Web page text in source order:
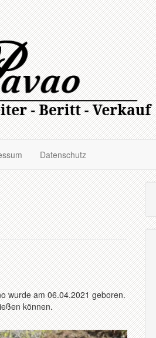
Datenschutz
wurde am 06.04.2021 geboren.
können.